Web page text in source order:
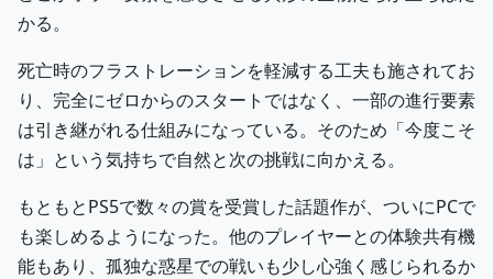
かる。
死亡時のフラストレーションを軽減する工夫も施されてお
り、完全にゼロからのスタートではなく、一部の進行要素
は引き継がれる仕組みになっている。そのため「今度こそ
は」という気持ちで自然と次の挑戦に向かえる。
もともとPS5で数々の賞を受賞した話題作が、ついにPCで
も楽しめるようになった。他のプレイヤーとの体験共有機
能もあり、孤独な惑星での戦いも少し心強く感じられるか